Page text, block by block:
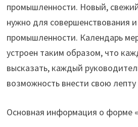
промышленности. Новый,
нужно для совершенствования
промышленности. Календарь
устроен таким образом, что
высказать, каждый
возможность внести свою
Основная информация о форме